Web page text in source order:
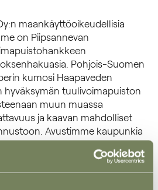
maankäyttöoikeudellisia
on Piipsannevan
Pohjois-Suomen
kumosi Haapaveden
tuulivoimapuiston
muun muassa
ja kaavan mahdolliset
Avustimme kaupunkia
hallinto-
hallinto-oikeus ratkaisikin asian
oli entisestä